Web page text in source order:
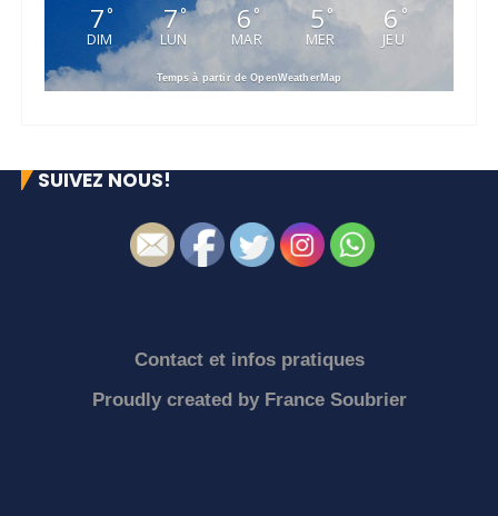
7°
DIM
7°
LUN
6°
MAR
5°
MER
6 °
JEU
Temps à partir de OpenWeatherMap
SUIVEZ NOUS!
Contact et infos pratiques
Proudly created by France Soubrier